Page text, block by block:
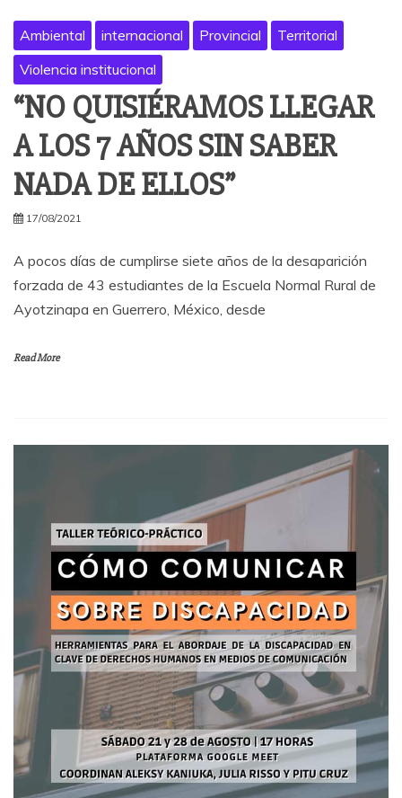
Ambiental internacional Provincial
Territorial
Violencia institucional
“NO QUISIÉRAMOS LLEGAR
A LOS 7 AÑOS SIN SABER
NADA DE ELLOS”
17/08/2021
A pocos días de cumplirse siete años de la desaparición
forzada de 43 estudiantes de la Escuela Normal Rural de
Ayotzinapa en Guerrero, México, desde
Read More